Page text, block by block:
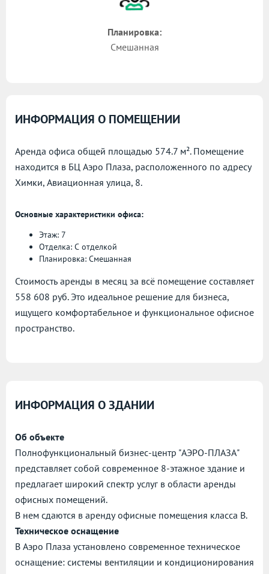
Планировка:
Смешанная
ИНФОРМАЦИЯ О ПОМЕЩЕНИИ
Аренда офиса общей площадью 574.7 м². Помещение
находится в БЦ Аэро Плаза, расположенного по адресу
Химки, Авиационная улица, 8.
Основные характеристики офиса:
Этаж: 7
Отделка: С отделкой
Планировка: Смешанная
Стоимость аренды в месяц за всё помещение составляет
558 608 руб. Это идеальное решение для бизнеса,
ищущего комфортабельное и функциональное офисное
пространство.
ИНФОРМАЦИЯ О ЗДАНИИ
Об объекте
Полнофункциональный бизнес-центр "АЭРО-ПЛАЗА"
представляет собой современное 8-этажное здание и
предлагает широкий спектр услуг в области аренды
офисных помещений.
В нем сдаются в аренду офисные помещения класса B.
Техническое оснащение
В Аэро Плаза установлено современное техническое
оснащение: системы вентиляции и кондиционирования